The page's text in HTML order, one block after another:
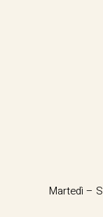
Martedì –